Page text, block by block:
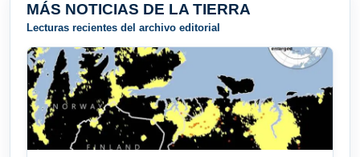
MÁS NOTICIAS DE LA TIERRA
Lecturas recientes del archivo editorial